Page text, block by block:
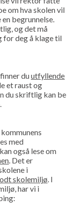
om hva skolen vil
begrunnelse.
og det må
for deg å klage til
duutfyllende
et raust og
du skriftlig kan be
med
kan også lese om
. Det er
i
skolemiljø . I
har vi i